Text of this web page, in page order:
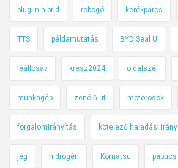
plug-in hibrid robogó kerékpáros
TTS példamutatás BYD Seal U
leállósáv kresz2024 oldalszél
munkagép zenélő út motorosok
forgalomirányítás kötelező haladási irány
jég hidrogén Komatsu papucs